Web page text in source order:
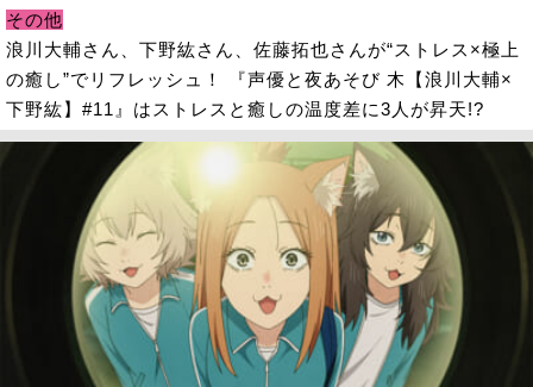
その他
浪川大輔さん、下野紘さん、佐藤拓也さんが“ストレス×極上
の癒し”でリフレッシュ！ 『声優と夜あそび 木【浪川大輔×
下野紘】#11』はストレスと癒しの温度差に3人が昇天!?